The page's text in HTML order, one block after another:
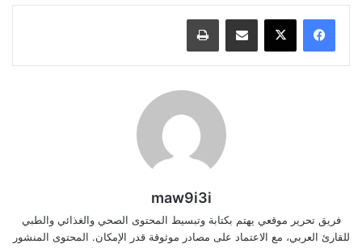
مشاركة عبر البريد طباعة
maw9i3i
فريق تحرير موقعي يهتم بكتابة وتبسيط المحتوى الصحي والغذائي والطبي
للقارئ العربي، مع الاعتماد على مصادر موثوقة قدر الإمكان. المحتوى المنشور